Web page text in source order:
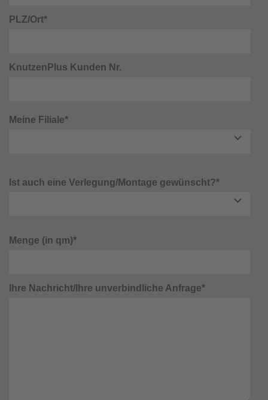
PLZ/Ort*
KnutzenPlus Kunden Nr.
Meine Filiale*
Ist auch eine Verlegung/Montage gewünscht?*
Menge (in qm)*
Ihre Nachricht/Ihre unverbindliche Anfrage*